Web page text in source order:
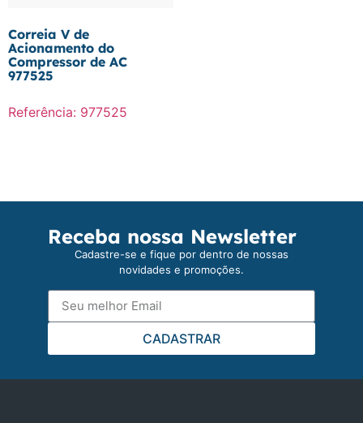
Correia V de
Acionamento do
Compressor de AC
977525
Referência: 977525
Receba nossa Newsletter
Cadastre-se e fique por dentro de nossas
novidades e promoções.
CADASTRAR